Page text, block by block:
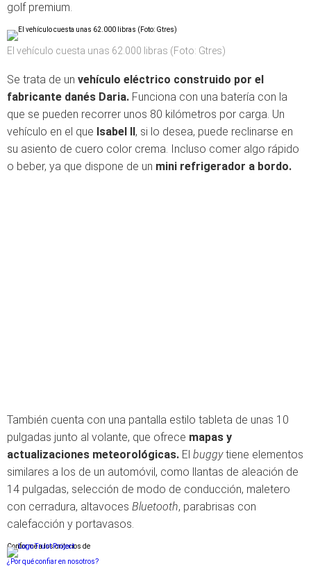
golf premium.
El vehículo cuesta unas 62.000 libras (Foto: Gtres)
Se trata de un vehículo eléctrico construido por el
fabricante danés Daria. Funciona con una batería con la
que se pueden recorrer unos 80 kilómetros por carga. Un
vehículo en el que Isabel II, si lo desea, puede reclinarse en
su asiento de cuero color crema. Incluso comer algo rápido
o beber, ya que dispone de un mini refrigerador a bordo.
También cuenta con una pantalla estilo tableta de unas 10
pulgadas junto al volante, que ofrece mapas y
actualizaciones meteorológicas. El buggytiene elementos
similares a los de un automóvil, como llantas de aleación de
14 pulgadas, selección de modo de conducción, maletero
con cerradura, altavoces Bluetooth, parabrisas con
calefacción y portavasos.
Conforme a los criterios de
¿Por qué confiar en nosotros?